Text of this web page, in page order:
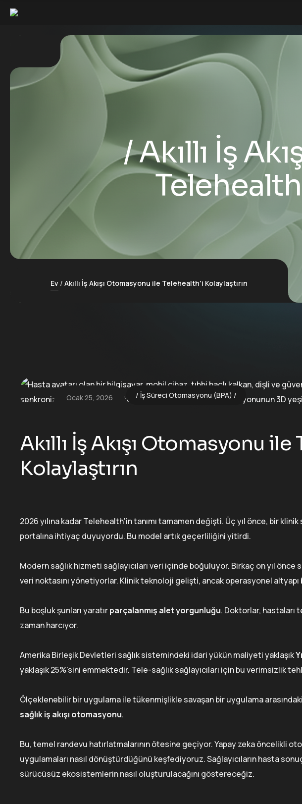
Akıllı İş
Ev Akıllı İş Akışı Otomasyonu ile Telehealth'i Kolaylaştırın
Ocak 25, 2026 İş Süreci Otomasyonu (BPA)
Akıllı İş Akışı Otomasyonu
Kolaylaştırın
2026 yılına kadar Telehealth'in tanımı tamamen değişti. Üç yıl önce, bir
portalına ihtiyaç duyuyordu. Bu model artık geçerliliğini yitirdi.
Modern sağlık hizmeti sağlayıcıları veri içinde boğuluyor. Birkaç on yıl önce
veri noktasını yönetiyorlar. Klinik teknoloji gelişti, ancak operasyonel altyapı
Bu boşluk şunları yaratırparçalanmış alet yorgunluğu. Doktorlar, hastaları
zaman harcıyor.
Amerika Birleşik Devletleri sağlık sistemindeki idari yükün maliyeti yaklaşık
yaklaşık 25%'sini emmektedir. Tele-sağlık sağlayıcıları için bu verimsizlik
Ölçeklenebilir bir uygulama ile tükenmişlikle savaşan bir uygulama
sağlık iş akışı otomasyonu.
Bu, temel randevu hatırlatmalarının ötesine geçiyor. Yapay zeka öncelikli
uygulamaları nasıl dönüştürdüğünü keşfediyoruz. Sağlayıcıların hasta
sürücüsüz ekosistemlerin nasıl oluşturulacağını göstereceğiz.